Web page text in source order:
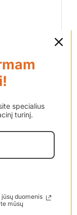
reikia
to gerai
yra
specialius
turinį.
duomenis
mūsų